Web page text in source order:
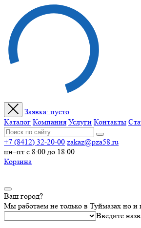
Заявка:пусто
Каталог Компания Услуги Контакты
+7 (8412) 32-20-00 zakaz@pza58.ru
пн–пт с 8:00 до 18:00
Корзина
Ваш город?
Мы работаем не только в Туймазах но и
Введите